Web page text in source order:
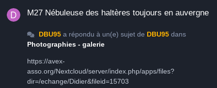
M27 Nébuleuse des haltères toujours en auvergne
DBU95a répondu à un(e) sujet de DBU95dans
Photographies - galerie
https://avex-
asso.org/Nextcloud/server/index.php/apps/files?
dir=/echange/Didier&fileid=15703